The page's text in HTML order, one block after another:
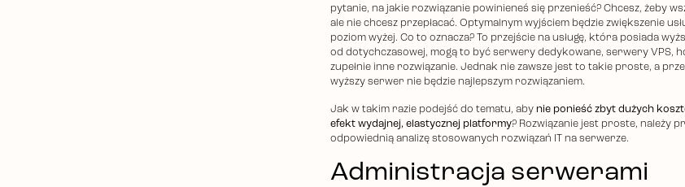
pytanie, na jakie rozwiązanie powinieneś się przenieść? Chcesz, żeby
ale nie chcesz przepłacać. Optymalnym wyjściem będzie zwiększenie
poziom wyżej. Co to oznacza? To przejście na usługę, która posiada
od dotychczasowej, mogą to być serwery dedykowane, serwery VPS,
zupełnie inne rozwiązanie. Jednak nie zawsze jest to takie proste, a
wyższy serwer nie będzie najlepszym rozwiązaniem.
Jak w takim razie podejść do tematu, aby nie ponieść zbyt dużych
efekt wydajnej, elastycznej platformy? Rozwiązanie jest proste, należy
odpowiednią analizę stosowanych rozwiązań IT na serwerze.
Administracja serwerami